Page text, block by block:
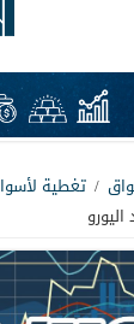
/ تغطية